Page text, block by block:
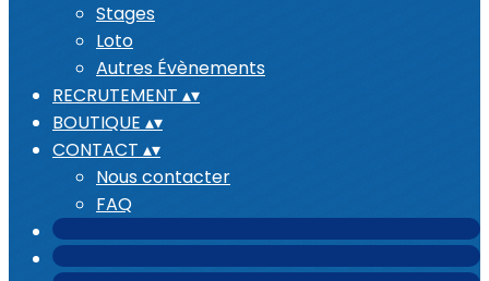
Stages
Loto
Autres Évènements
RECRUTEMENT ▴▾
BOUTIQUE ▴▾
CONTACT ▴▾
Nous contacter
FAQ